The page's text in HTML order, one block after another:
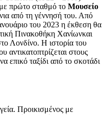
με πρώτο σταθμό το Μουσείο
από τη γέννησή του. Από
του 2023 η έκθεση θα
Πινακοθήκη Χανίωνκαι
Λονδίνο. Η ιστορία του
αντικατοπτρίζεται στους
επικό ταξίδι από το σκοτάδι
Προικισμένος με